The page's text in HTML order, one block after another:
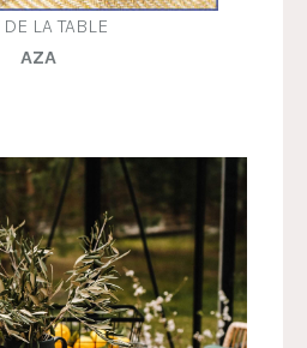
DE LA TABLE
AZA